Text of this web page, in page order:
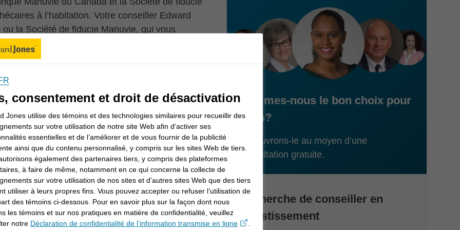
à l’habitation. Votre conseiller Edward
la Société de fiducie Manuvie, qui vous
suivantes :
traditionnel à amortissement à taux fixe ou
qui vous aide à gérer vos finances au
Sommes-nous le bon choix pour
vous?
Découvrons-le au moyen d’une
consultation gratuite.
Recherche de conseiller en
investissement
consentement et droit de désactivation
Jones utilise des témoins et des technologies similaires pour recueillir des
sur votre utilisation de notre site Web afin d’activer ses
essentielles et de l’améliorer et de vous fournir de la publicité
ainsi que du contenu personnalisé, y compris sur les sites Web de tiers.
également des partenaires tiers, y compris des plateformes
à faire de même, notamment en ce qui concerne la collecte de
sur votre utilisation de nos sites et d’autres sites Web que des tiers
utiliser à leurs propres fins. Vous pouvez accepter ou refuser l’utilisation de
des témoins ci-dessous. Pour en savoir plus sur la façon dont nous
les témoins et sur nos pratiques en matière de confidentialité, veuillez
notre Déclaration de confidentialité de l’information transmise en ligneopens in a new window